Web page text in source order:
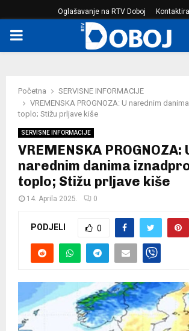
Oglašavanje na RTV Doboj
PRIMARY
Početna
SERVISNE INFORMACIJE
VREMENSKA PROGNOZA: U narednim
toplo; Stižu prljave kiše
SERVISNE INFORMACIJE
VREMENSKA PROGNOZA:
narednim danima
toplo; Stižu prljave kiše
14. Aprila 2025. 0
PODJELI 0